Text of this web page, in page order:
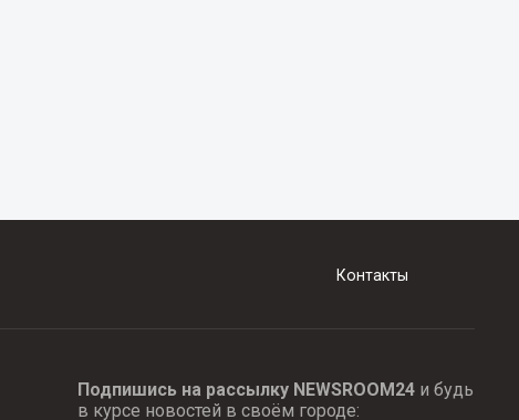
Контакты
Подпишись на рассылку NEWSROOM24и будь
в курсе новостей в своём городе: